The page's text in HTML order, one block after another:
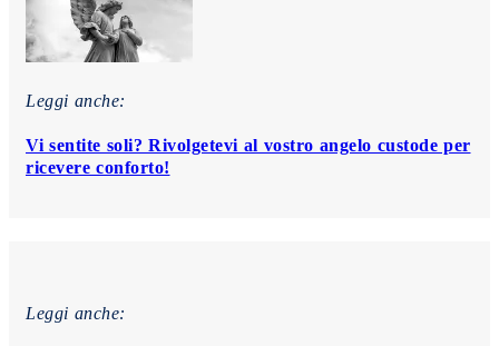
Leggi anche:
Vi sentite soli? Rivolgetevi al vostro angelo custode per
ricevere conforto!
Leggi anche: